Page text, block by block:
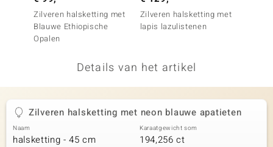
Zilveren halsketting met
Blauwe Ethiopische
Opalen
Zilveren halsketting met
lapis lazulistenen
Details van het artikel
Zilveren halsketting met neon blauwe apatieten
Naam
halsketting - 45 cm
Karaatgewicht som
194,256 ct